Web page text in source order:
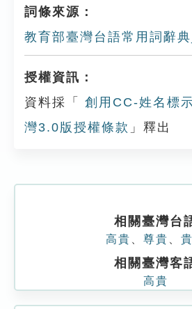
詞條來源：
教育部臺灣台語常用詞辭
授權資訊：
資料採「
創用CC-姓名標
灣3.0版授權條款 」釋出
相關臺灣台
高貴 尊貴
相關臺灣客
高貴